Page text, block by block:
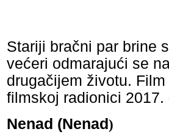
Stariji bračni par brine
većeri odmarajući se
drugačijem životu.
filmskoj radionici 2017.
Nenad (Nenad)